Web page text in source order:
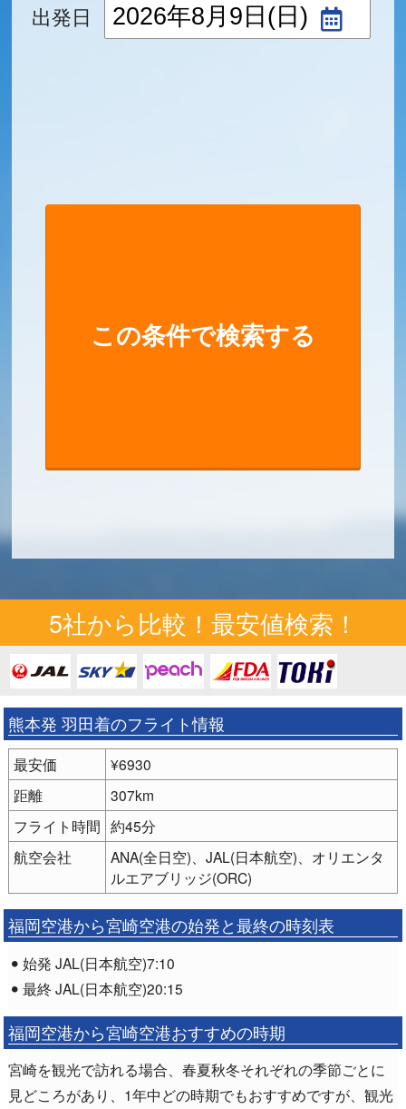
出発日
5社から比較！最安値検索！
熊本発 羽田着のフライト情報
最安価
¥6930
距離
307km
フライト時間 約45分
航空会社
ANA(全日空)、JAL(日本航空)、オリエンタ
ルエアブリッジ(ORC)
福岡空港から宮崎空港の始発と最終の時刻表
始発 JAL(日本航空)7:10
最終 JAL(日本航空)20:15
福岡空港から宮崎空港おすすめの時期
宮崎を観光で訪れる場合、春夏秋冬それぞれの季節ごとに
見どころがあり、1年中どの時期でもおすすめですが、観光